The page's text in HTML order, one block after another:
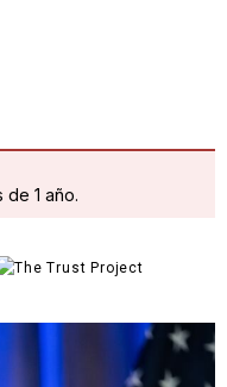
de 1 año.